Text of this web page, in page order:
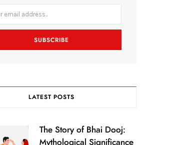
o
k
a
LATEST POSTS
The Story of Bhai Dooj:
Mythological Significance